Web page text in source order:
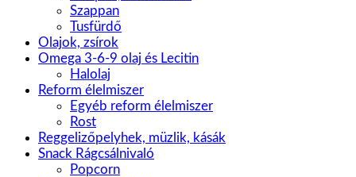
Szappan
Tusfürdő
Olajok, zsírok
Omega 3-6-9 olaj és Lecitin
Halolaj
Reform élelmiszer
Egyéb reform élelmiszer
Rost
Reggelizőpelyhek, müzlik, kásák
Snack Rágcsálnivaló
Popcorn